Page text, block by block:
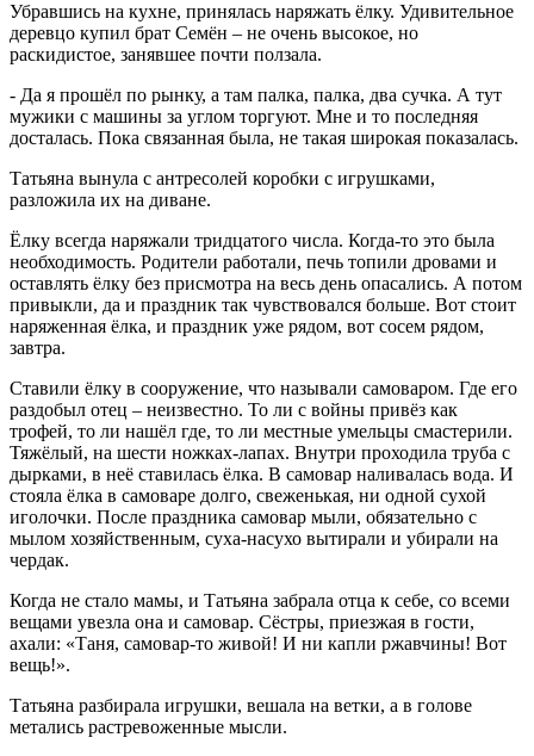
Убравшись на кухне, принялась наряжать ёлку. Удивительное
деревцо купил брат Семён – не очень высокое, но
раскидистое, занявшее почти ползала.
- Да я прошёл по рынку, а там палка, палка, два сучка. А тут
мужики с машины за углом торгуют. Мне и то последняя
досталась. Пока связанная была, не такая широкая показалась.
Татьяна вынула с антресолей коробки с игрушками,
разложила их на диване.
Ёлку всегда наряжали тридцатого числа. Когда-то это была
необходимость. Родители работали, печь топили дровами и
оставлять ёлку без присмотра на весь день опасались. А потом
привыкли, да и праздник так чувствовался больше. Вот стоит
наряженная ёлка, и праздник уже рядом, вот сосем рядом,
завтра.
Ставили ёлку в сооружение, что называли самоваром. Где его
раздобыл отец – неизвестно. То ли с войны привёз как
трофей, то ли нашёл где, то ли местные умельцы смастерили.
Тяжёлый, на шести ножках-лапах. Внутри проходила труба с
дырками, в неё ставилась ёлка. В самовар наливалась вода. И
стояла ёлка в самоваре долго, свеженькая, ни одной сухой
иголочки. После праздника самовар мыли, обязательно с
мылом хозяйственным, суха-насухо вытирали и убирали на
чердак.
Когда не стало мамы, и Татьяна забрала отца к себе, со всеми
вещами увезла она и самовар. Сёстры, приезжая в гости,
ахали: «Таня, самовар-то живой! И ни капли ржавчины! Вот
вещь!».
Татьяна разбирала игрушки, вешала на ветки, а в голове
метались растревоженные мысли.